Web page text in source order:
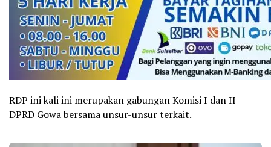
RDP ini kali ini merupakan gabungan Komisi I dan II
DPRD Gowa bersama unsur-unsur terkait.